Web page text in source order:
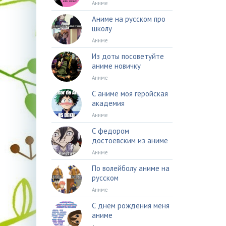
Аниме
Аниме на русском про
школу
Аниме
Из доты посоветуйте
аниме новичку
Аниме
С аниме моя геройская
академия
Аниме
С федором
достоевским из аниме
Аниме
По волейболу аниме на
русском
Аниме
С днем рождения меня
аниме